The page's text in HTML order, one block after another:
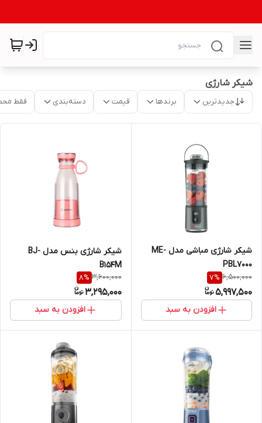
شیکر شارژی
جدیدترین برندها قیمت دسته‌بندی فقط
شیکر شارژی مباشی مدل ME-
PBL7000
6,500,000
7%
5,997,500
افزودن به سبد
شیکر شارژی بنس مدل BJ-
B154M
3,600,000
8%
3,295,000
افزودن به سبد